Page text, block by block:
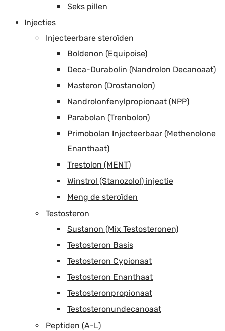
Seks pillen
Injecties
Injecteerbare steroïden
Boldenon (Equipoise)
Deca-Durabolin (Nandrolon Decanoaat)
Masteron (Drostanolon)
Nandrolonfenylpropionaat (NPP)
Parabolan (Trenbolon)
Primobolan Injecteerbaar (Methenolone
Enanthaat)
Trestolon (MENT)
Winstrol (Stanozolol) injectie
Meng de steroïden
Testosteron
Sustanon (Mix Testosteronen)
Testosteron Basis
Testosteron Cypionaat
Testosteron Enanthaat
Testosteronpropionaat
Testosteronundecanoaat
Peptiden (A-L)